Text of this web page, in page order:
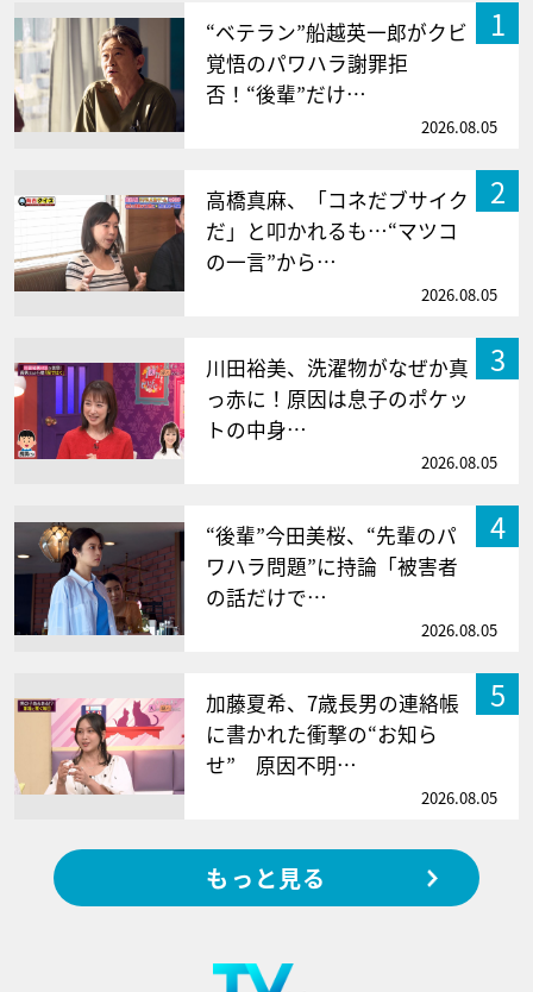
1
“ベテラン”船越英一郎がクビ
覚悟のパワハラ謝罪拒
否！“後輩”だけ…
2026.08.05
2
高橋真麻、「コネだブサイク
だ」と叩かれるも…“マツコ
の一言”から…
2026.08.05
3
川田裕美、洗濯物がなぜか真
っ赤に！原因は息子のポケッ
トの中身…
2026.08.05
4
“後輩”今田美桜、“先輩のパ
ワハラ問題”に持論「被害者
の話だけで…
2026.08.05
5
加藤夏希、7歳長男の連絡帳
に書かれた衝撃の“お知ら
せ” 原因不明…
2026.08.05
もっと見る